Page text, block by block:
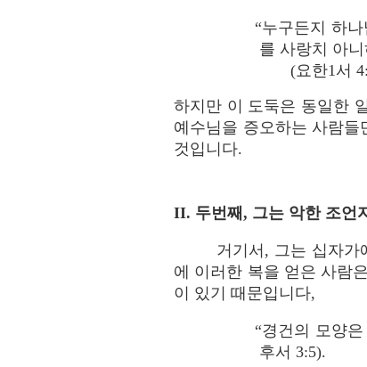
“누구든지 하
를 사랑치 아
(요한1서
하지만 이 도둑은 동일한
예수님을 증오하는 사람
것입니다.
II. 두번째, 그는 악한 조언
거기서, 그는 십자가
에 이러한 복을 얻은 사람
이 있기 때문입니다,
“경건의 모양
후서 3:5).